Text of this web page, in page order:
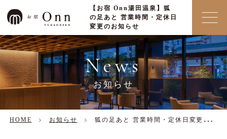
【お宿 Onn湯田温泉】狐
の足あと 営業時間・定休日
変更のお知らせ
News
お知らせ
HOME お知らせ 狐の足あと 営業時間・定休日変更のお知らせ